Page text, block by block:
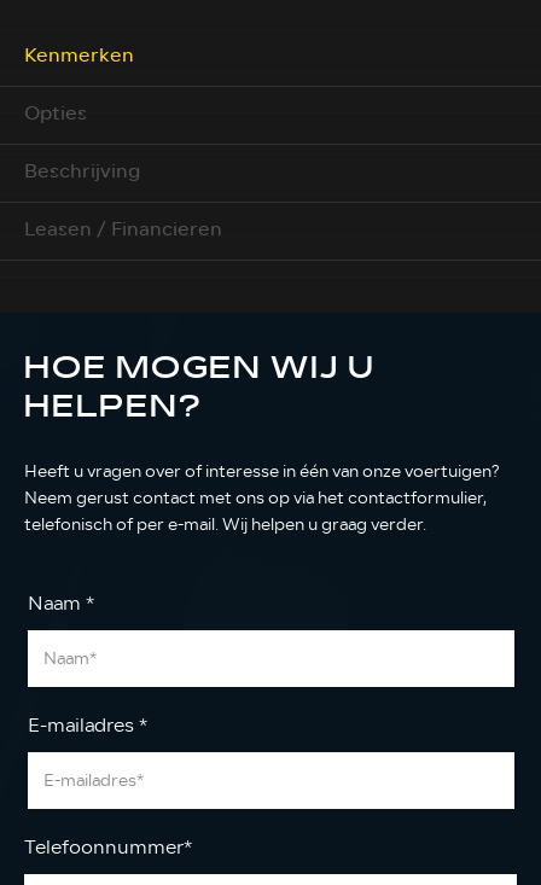
Kenmerken
Opties
Beschrijving
Leasen / Financieren
HOE MOGEN WIJ U
HELPEN?
Heeft u vragen over of interesse in één van onze voertuigen?
Neem gerust contact met ons op via het contactformulier,
telefonisch of per e-mail. Wij helpen u graag verder.
Naam *
E-mailadres*
Telefoonnummer*